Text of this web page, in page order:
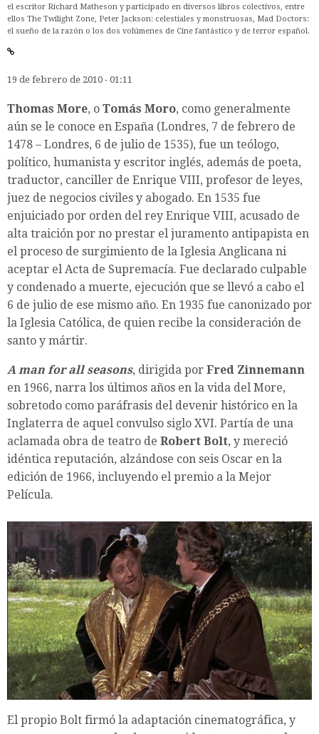
el escritor Richard Matheson y participado en diversos libros colectivos, entre
ellos The Twilight Zone, Peter Jackson: celestiales y monstruosas, Mad Doctors:
el sueño de la razón o los dos volúmenes de Cine fantástico y de terror español.
19 de febrero de 2010 - 01:11
Thomas More, o Tomás Moro, como generalmente
aún se le conoce en España (Londres, 7 de febrero de
1478 – Londres, 6 de julio de 1535), fue un teólogo,
político, humanista y escritor inglés, además de poeta,
traductor, canciller de Enrique VIII, profesor de leyes,
juez de negocios civiles y abogado. En 1535 fue
enjuiciado por orden del rey Enrique VIII, acusado de
alta traición por no prestar el juramento antipapista en
el proceso de surgimiento de la Iglesia Anglicana ni
aceptar el Acta de Supremacía. Fue declarado culpable
y condenado a muerte, ejecución que se llevó a cabo el
6 de julio de ese mismo año. En 1935 fue canonizado por
la Iglesia Católica, de quien recibe la consideración de
santo y mártir.
A man for all seasons, dirigida por Fred Zinnemann
en 1966, narra los últimos años en la vida del More,
sobretodo como paráfrasis del devenir histórico en la
Inglaterra de aquel convulso siglo XVI. Partía de una
aclamada obra de teatro de Robert Bolt, y mereció
idéntica reputación, alzándose con seis Oscar en la
edición de 1966, incluyendo el premio a la Mejor
Película.
El propio Bolt firmó la adaptación cinematográfica, y